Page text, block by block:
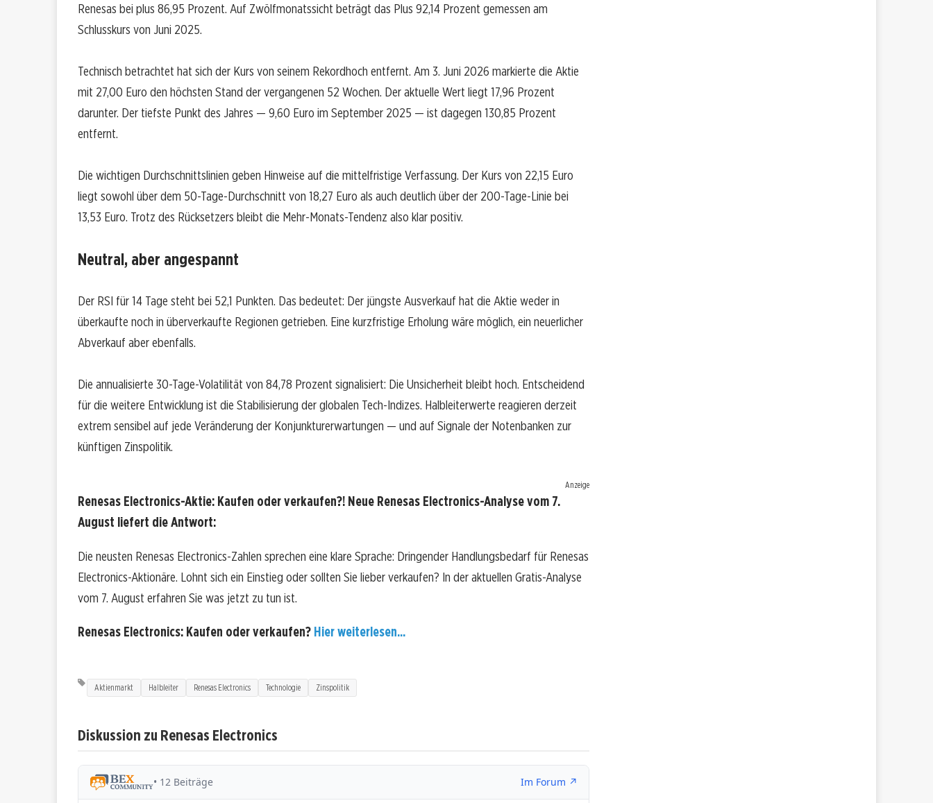
Renesas bei plus 86,95 Prozent. Auf Zwölfmonatssicht beträgt das Plus 92,14 Prozent gemessen am
Schlusskurs von Juni 2025.
Technisch betrachtet hat sich der Kurs von seinem Rekordhoch entfernt. Am 3. Juni 2026 markierte die Aktie
mit 27,00 Euro den höchsten Stand der vergangenen 52 Wochen. Der aktuelle Wert liegt 17,96 Prozent
darunter. Der tiefste Punkt des Jahres — 9,60 Euro im September 2025 — ist dagegen 130,85 Prozent
entfernt.
Die wichtigen Durchschnittslinien geben Hinweise auf die mittelfristige Verfassung. Der Kurs von 22,15 Euro
liegt sowohl über dem 50-Tage-Durchschnitt von 18,27 Euro als auch deutlich über der 200-Tage-Linie bei
13,53 Euro. Trotz des Rücksetzers bleibt die Mehr-Monats-Tendenz also klar positiv.
Neutral, aber angespannt
Der RSI für 14 Tage steht bei 52,1 Punkten. Das bedeutet: Der jüngste Ausverkauf hat die Aktie weder in
überkaufte noch in überverkaufte Regionen getrieben. Eine kurzfristige Erholung wäre möglich, ein neuerlicher
Abverkauf aber ebenfalls.
Die annualisierte 30-Tage-Volatilität von 84,78 Prozent signalisiert: Die Unsicherheit bleibt hoch. Entscheidend
für die weitere Entwicklung ist die Stabilisierung der globalen Tech-Indizes. Halbleiterwerte reagieren derzeit
extrem sensibel auf jede Veränderung der Konjunkturerwartungen — und auf Signale der Notenbanken zur
künftigen Zinspolitik.
Anzeige
Renesas Electronics-Aktie: Kaufen oder verkaufen?! Neue Renesas Electronics-Analyse vom 7.
August liefert die Antwort:
Die neusten Renesas Electronics-Zahlen sprechen eine klare Sprache: Dringender Handlungsbedarf für Renesas
Electronics-Aktionäre. Lohnt sich ein Einstieg oder sollten Sie lieber verkaufen? In der aktuellen Gratis-Analyse
vom 7. August erfahren Sie was jetzt zu tun ist.
Renesas Electronics: Kaufen oder verkaufen? Hier weiterlesen...
Aktienmarkt Halbleiter Renesas Electronics Technologie Zinspolitik
Diskussion zu Renesas Electronics